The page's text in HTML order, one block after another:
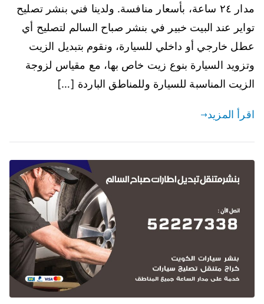
مدار ٢٤ ساعة، بأسعار منافسة. ولدينا فني بنشر تصليح
تواير عند البيت خبير في بنشر صباح السالم لتصليح أي
عطل خارجي أو داخلي للسيارة، ونقوم بتبديل الزيت
وتزويد السيارة بنوع زيت خاص بها، مع مقياس لزوجة
الزيت المناسبة للسيارة وللمناطق الباردة […]
اقرأ المزيد